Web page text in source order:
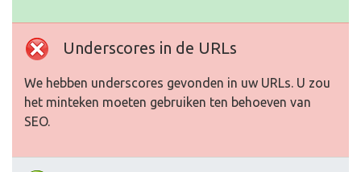
Underscores in de URLs
We hebben underscores gevonden in uw URLs. U zou
het minteken moeten gebruiken ten behoeven van
SEO.